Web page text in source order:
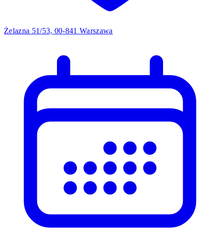
Żelazna 51/53, 00-841 Warszawa